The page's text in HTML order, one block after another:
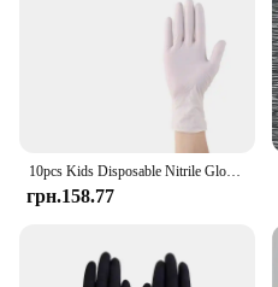
грн.158.77